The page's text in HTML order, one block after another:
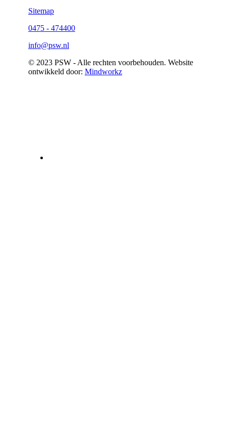
Sitemap
0475 - 474400
info@psw.nl
© 2023 PSW - Alle rechten voorbehouden. Website
ontwikkeld door: Mindworkz